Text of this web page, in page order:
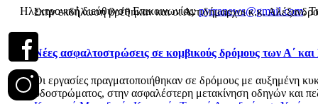
Στην εκδήλωση βρέθηκαν και οι Αντιδήμαρχοι κ.κ.
Νέες ασφαλτοστρώσεις σε κομβικούς δρόμους των Α΄
Οι εργασίες πραγματοποιήθηκαν σε δρόμους με αυξημένη
οδοστρώματος, στην ασφαλέστερη μετακίνηση οδηγών και
Ηλεκτρονική διεύθυνση Επικοινωνίας:pyrranews@gmail.com,